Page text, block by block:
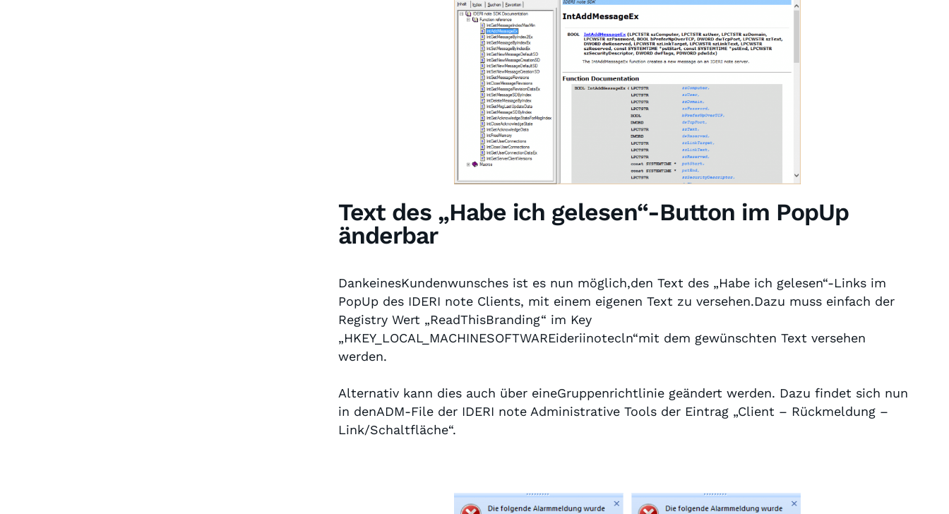
Text des „Habe ich gelesen“-Button im PopUp
änderbar
DankeinesKundenwunsches ist es nun möglich,den Text des „Habe ich gelesen“-Links im
PopUp des IDERI note Clients, mit einem eigenen Text zu versehen.Dazu muss einfach der
Registry Wert „ReadThisBranding“ im Key
„HKEY_LOCAL_MACHINESOFTWAREideriinotecln“mit dem gewünschten Text versehen
werden.
Alternativ kann dies auch über eineGruppenrichtlinie geändert werden. Dazu findet sich nun
in denADM-File der IDERI note Administrative Tools der Eintrag „Client – Rückmeldung –
Link/Schaltfläche“.